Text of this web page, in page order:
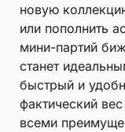
новую
или пополнить
мини-партий
станет
быстрый и
фактический
всеми